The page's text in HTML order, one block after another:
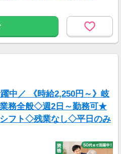
中／ 《時給2,250円～》岐
務全般◇週2日～勤務可★
フト◇残業なし◇平日のみ